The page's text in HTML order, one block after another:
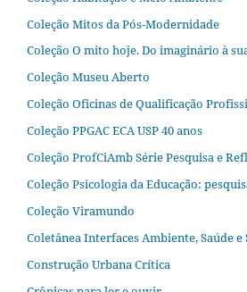
Coleção Mitos da Pós-Modernidade
Coleção O mito hoje. Do imaginário à
Coleção Museu Aberto
Coleção Oficinas de Qualificação
Coleção PPGAC ECA USP 40 anos
Coleção ProfCiAmb Série Pesquisa e
Coleção Psicologia da Educação:
Coleção Viramundo
Coletânea Interfaces Ambiente, Saúde
Construção Urbana Crítica